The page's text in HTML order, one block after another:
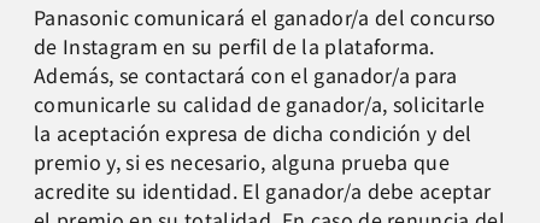
Panasonic comunicará el ganador/a del concurso
de Instagram en su perfil de la plataforma.
Además, se contactará con el ganador/a para
comunicarle su calidad de ganador/a, solicitarle
la aceptación expresa de dicha condición y del
premio y, si es necesario, alguna prueba que
acredite su identidad. El ganador/a debe aceptar